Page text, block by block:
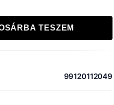
TESZEM
99120112049